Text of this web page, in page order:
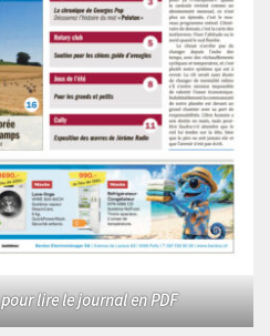
lire le journal en PDF